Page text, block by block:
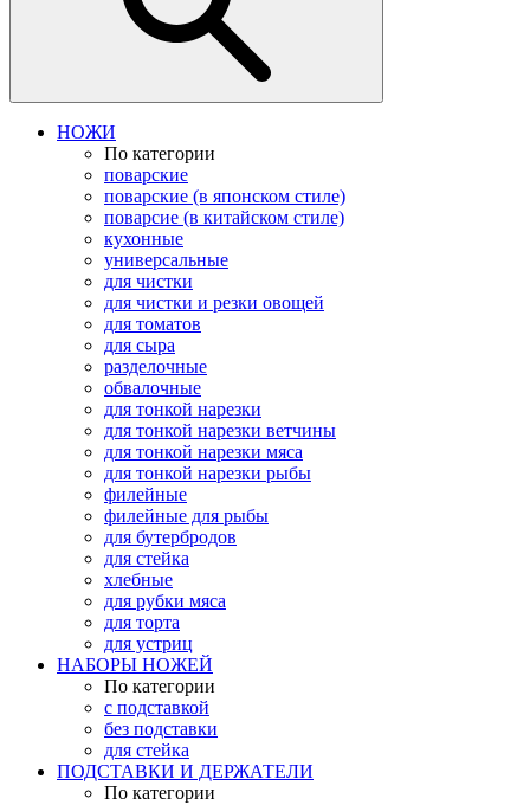
НОЖИ
По категории
поварские
поварские (в японском стиле)
поварсие (в китайском стиле)
кухонные
универсальные
для чистки
для чистки и резки овощей
для томатов
для сыра
разделочные
обвалочные
для тонкой нарезки
для тонкой нарезки ветчины
для тонкой нарезки мяса
для тонкой нарезки рыбы
филейные
филейные для рыбы
для бутербродов
для стейка
хлебные
для рубки мяса
для торта
для устриц
НАБОРЫ НОЖЕЙ
По категории
с подставкой
без подставки
для стейка
ПОДСТАВКИ И ДЕРЖАТЕЛИ
По категории